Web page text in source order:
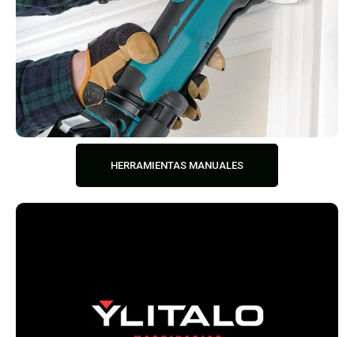
HERRAMIENTAS MANUALES